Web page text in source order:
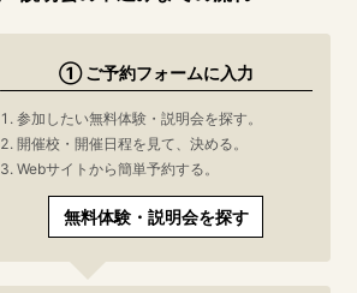
① ご予約フォームに入力
参加したい無料体験・説明会を探す。
開催校・開催日程を見て、決める。
Webサイトから簡単予約する。
無料体験・説明会を探す